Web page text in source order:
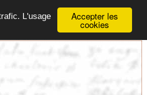
Accepter les
cookies
L'usage